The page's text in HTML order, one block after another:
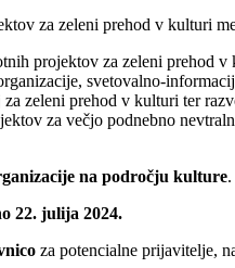
za zeleni prehod v kulturi
projektov za zeleni prehod
svetovalno-
zeleni prehod v kulturi ter
za večjo podnebno
na področju kulture.
22. julija 2024.
za potencialne prijavitelje,